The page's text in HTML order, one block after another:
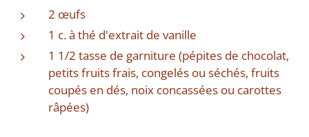
2 œufs
1 c. à thé d'extrait de vanille
1 1/2 tasse de garniture (pépites de chocolat,
petits fruits frais, congelés ou séchés, fruits
coupés en dés, noix concassées ou carottes
râpées)